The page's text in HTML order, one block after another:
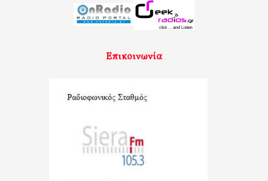
Επικοινωνία